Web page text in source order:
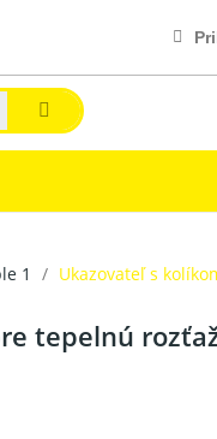
1 Ukazovateľ s
tepelnú